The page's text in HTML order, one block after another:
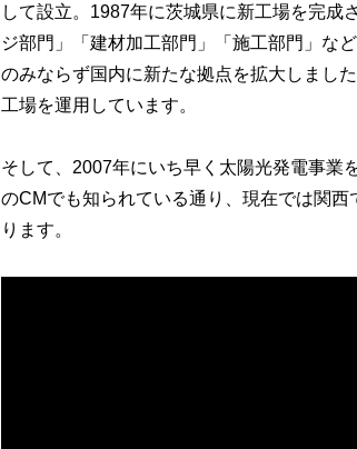
して設立。1987年に茨城県に新工場を完成
ジ部門」「建材加工部門」「施工部門」な
のみならず国内に新たな拠点を拡大しまし
工場を運用しています。
そして、2007年にいち早く太陽光発電事業
のCMでも知られている通り、現在では関
ります。